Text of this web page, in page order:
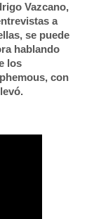
Vazcano,
a
se puede
hablando
los
con